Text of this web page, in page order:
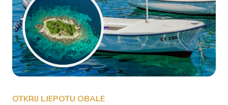
OTKRIJ LJEPOTU OBALE